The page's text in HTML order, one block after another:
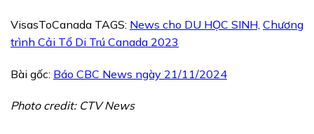
VisasToCanada TAGS: News cho DU HỌC SINH, Chương
trình Cải Tổ Di Trú Canada 2023
Bài gốc: Báo CBC News ngày 21/11/2024
Photo credit: CTV News